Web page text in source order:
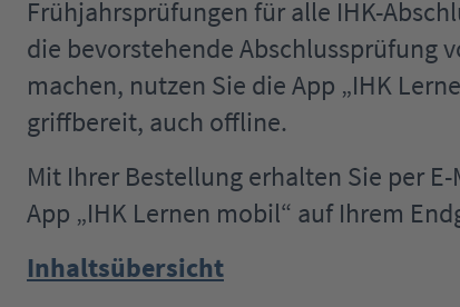
Frühjahrsprüfungen für alle IHK-
die bevorstehende Abschlussprüfung
machen, nutzen Sie die App „IHK
griffbereit, auch offline.
Mit Ihrer Bestellung erhalten Sie per
App „IHK Lernen mobil“ auf Ihrem
Inhaltsübersicht